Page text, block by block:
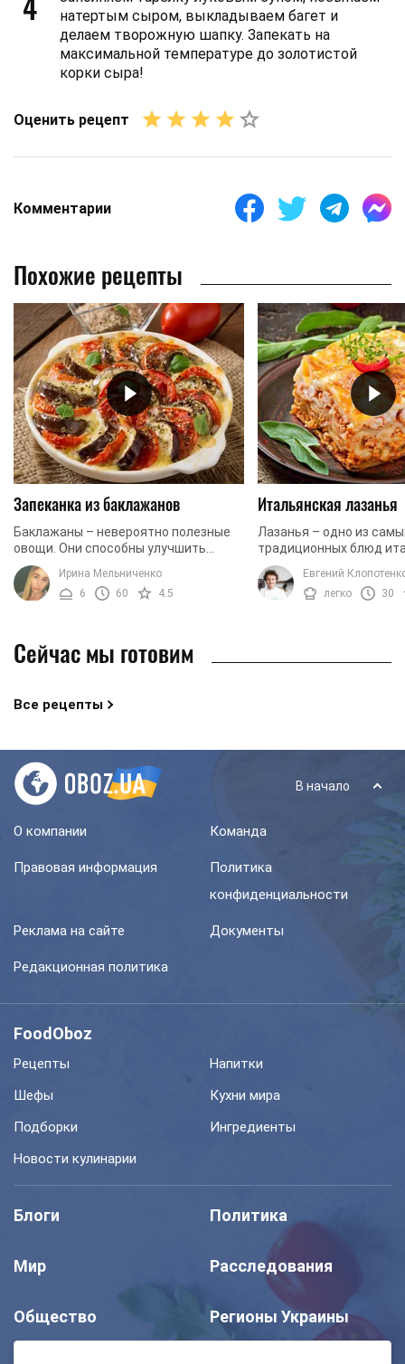
натертым сыром, выкладываем багет и
делаем творожную шапку. Запекать на
максимальной температуре до золотистой
корки сыра!
Оценить рецепт
Комментарии
Похожие рецепты
Запеканка из баклажанов
Баклажаны – невероятно полезные
овощи. Они способны улучшить
память, а также служат прекрасным
антиоксидантом. Кроме того,
употребление баклажанов ...
Ирина Мельниченко
6
60 4.5
Итальянская лазанья
Лазанья – одно из
традиционных блюд
кухни. В ее основе
фарш, много сыра и
тесто. Идеальный ...
Евгений
легко
30
Сейчас мы готовим
Все рецепты
В начало
О компании Команда
Правовая информация
Политика
конфиденциальности
Реклама на сайте Документы
Редакционная политика
FoodOboz
Рецепты
Напитки
Шефы
Кухни мира
Подборки
Ингредиенты
Новости кулинарии
Блоги Политика
Мир Расследования
Общество Регионы Украины